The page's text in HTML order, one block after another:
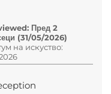
Пред 2
(31/05/2026)
на искуство: